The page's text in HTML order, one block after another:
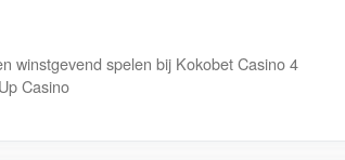
winstgevend spelen bij Kokobet Casino 4
Casino